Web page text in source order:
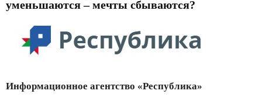
уменьшаются – мечты сбываются?
Информационное агентство «Республика»